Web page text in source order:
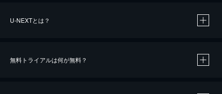
U-NEXTとは？
無料トライアルは何が無料？